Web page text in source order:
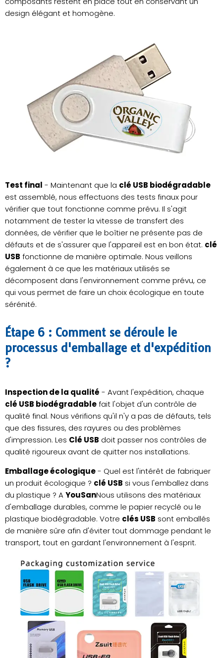
design élégant et homogène.
Test final - Maintenant que la clé USB biodégradable
est assemblé, nous effectuons des tests finaux pour
vérifier que tout fonctionne comme prévu. Il s'agit
notamment de tester la vitesse de transfert des
données, de vérifier que le boîtier ne présente pas de
défauts et de s'assurer que l'appareil est en bon état. clé
USB fonctionne de manière optimale. Nous veillons
également à ce que les matériaux utilisés se
décomposent dans l'environnement comme prévu, ce
qui vous permet de faire un choix écologique en toute
sérénité.
Étape 6 : Comment se déroule le
processus d'emballage et d'expédition
?
Inspection de la qualité - Avant l'expédition, chaque
clé USB biodégradablefait l'objet d'un contrôle de
qualité final. Nous vérifions qu'il n'y a pas de défauts, tels
que des fissures, des rayures ou des problèmes
d'impression. Les Clé USB doit passer nos contrôles de
qualité rigoureux avant de quitter nos installations.
Emballage écologique- Quel est l'intérêt de fabriquer
un produit écologique ? clé USB si vous l'emballez dans
du plastique ? AYouSanNous utilisons des matériaux
d'emballage durables, comme le papier recyclé ou le
plastique biodégradable. Votre clés USB sont emballés
de manière sûre afin d'éviter tout dommage pendant le
transport, tout en gardant l'environnement à l'esprit.